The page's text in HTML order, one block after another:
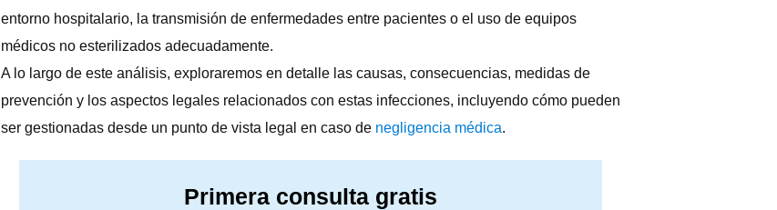
entorno hospitalario, la transmisión de enfermedades entre pacientes o el uso de equipos
médicos no esterilizados adecuadamente.
A lo largo de este análisis, exploraremos en detalle las causas, consecuencias, medidas de
prevención y los aspectos legales relacionados con estas infecciones, incluyendo cómo pueden
ser gestionadas desde un punto de vista legal en caso de negligencia médica.
Primera consulta gratis